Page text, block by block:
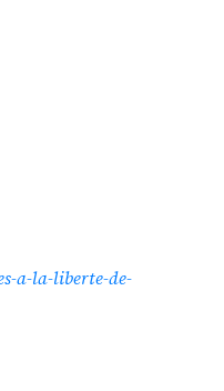
a-la-liberte-de-